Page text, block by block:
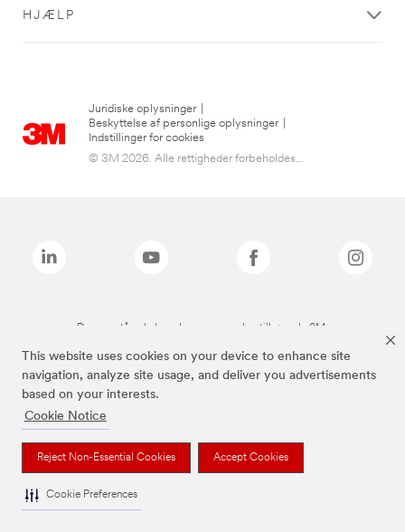
This website uses cookies on your device to enhance site
navigation, analyze site usage, and deliver you advertisements
based on your interests.
Cookie Notice
Reject Non-Essential Cookies Accept Cookies
Cookie Preferences
HJÆLP
Juridiske oplysninger
Beskyttelse af personlige oplysninger
Indstillinger for cookies
© 3M 2026. Alle rettigheder forbeholdes...
De ovenstående brands er varemærker tilhørende 3M.